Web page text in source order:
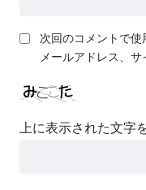
次回のコメントで使
メールアドレス、サ
上に表示された文字